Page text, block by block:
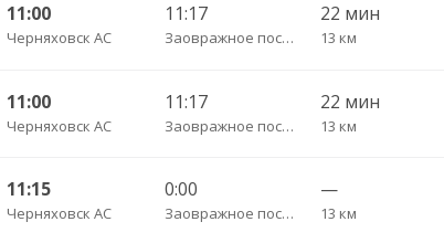
11:00
Черняховск АС
11:17
Заовражное поселок трасса
22 мин
13 км
11:00
Черняховск АС
11:17
Заовражное поселок трасса
22 мин
13 км
11:15
Черняховск АС
0:00
Заовражное поселок трасса
—
13 км